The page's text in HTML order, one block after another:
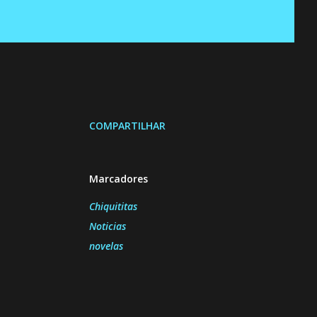
COMPARTILHAR
Marcadores
Chiquititas
Noticias
novelas